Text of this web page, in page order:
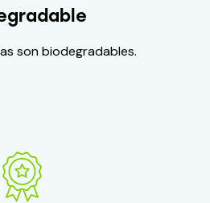
son biodegradables.